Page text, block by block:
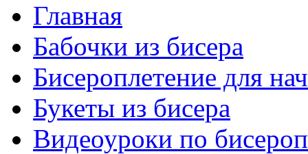
Главная
Бабочки из бисера
Бисероплетение для
Букеты из бисера
Видеоуроки по